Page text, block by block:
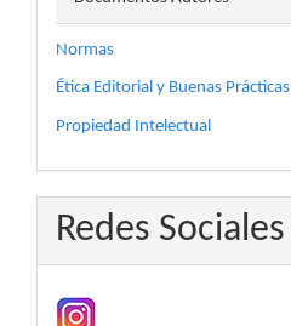
Normas
Ética Editorial y Buenas Prácticas
Propiedad Intelectual
Redes Sociales